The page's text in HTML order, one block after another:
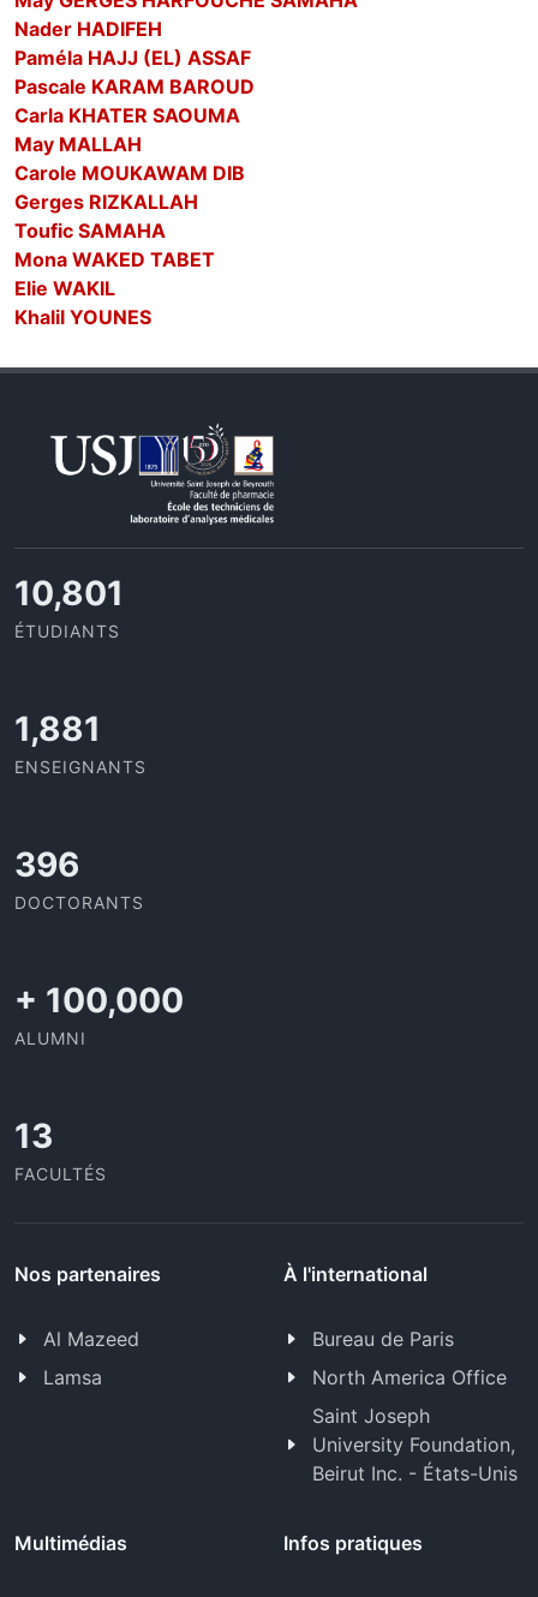
Nader HADIFEH
Paméla HAJJ (EL) ASSAF
Pascale KARAM BAROUD
Carla KHATER SAOUMA
May MALLAH
Carole MOUKAWAM DIB
Gerges RIZKALLAH
Toufic SAMAHA
Mona WAKED TABET
Elie WAKIL
Khalil YOUNES
11,727
ÉTUDIANTS
2,052
ENSEIGNANTS
432
DOCTORANTS
+ 100,000
ALUMNI
13
FACULTÉS
Nos partenaires
Al Mazeed
Lamsa
À l'international
Bureau de Paris
North America Office
Saint Joseph
University Foundation,
Beirut Inc. - États-Unis
Multimédias Infos pratiques